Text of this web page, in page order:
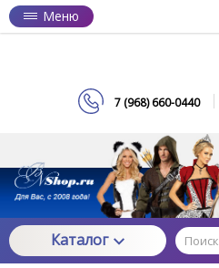
Меню
7 (968) 660-0440
Каталог